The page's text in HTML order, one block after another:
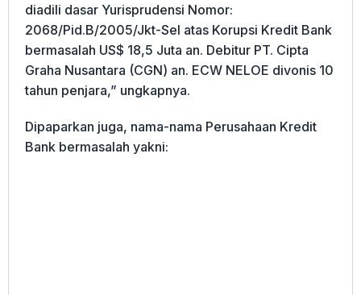
diadili dasar Yurisprudensi Nomor:
2068/Pid.B/2005/Jkt-Sel atas Korupsi Kredit Bank
bermasalah US$ 18,5 Juta an. Debitur PT. Cipta
Graha Nusantara (CGN) an. ECW NELOE divonis 10
tahun penjara,” ungkapnya.
Dipaparkan juga, nama-nama Perusahaan Kredit
Bank bermasalah yakni: